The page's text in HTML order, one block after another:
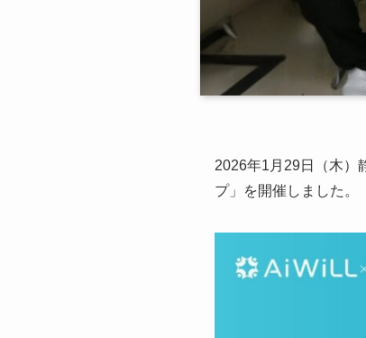
2026年1月29日（木）
プ」を開催しました。